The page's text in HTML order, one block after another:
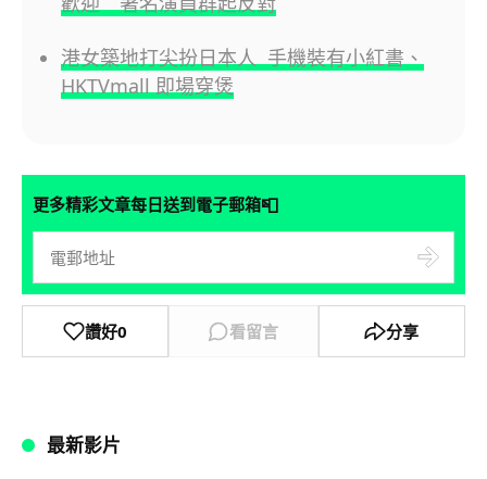
港女築地打尖扮日本人 手機裝有小紅書、
HKTVmall 即場穿煲
更多精彩文章每日送到電子郵箱📮
讚好0 看留言 分享
最新影片